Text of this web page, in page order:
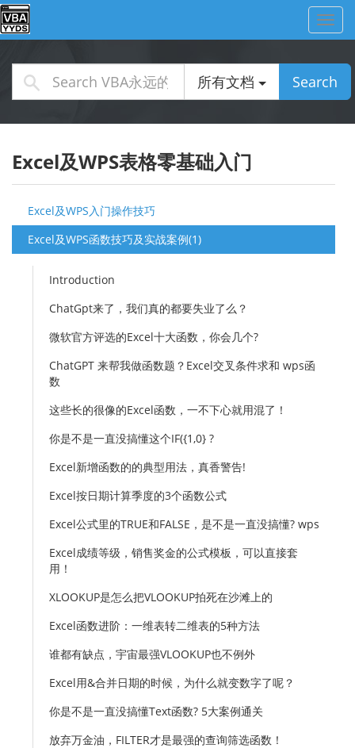
所有文档 Search
Excel及WPS表格零基础入门
Excel及WPS入门操作技巧
Excel及WPS函数技巧及实战案例(1)
Introduction
ChatGpt来了，我们真的都要失业了么？
微软官方评选的Excel十大函数，你会几个?
ChatGPT 来帮我做函数题？Excel交叉条件求和 wps函
数
这些长的很像的Excel函数，一不下心就用混了！
你是不是一直没搞懂这个IF({1,0} ?
Excel新增函数的的典型用法，真香警告!
Excel按日期计算季度的3个函数公式
Excel公式里的TRUE和FALSE，是不是一直没搞懂? wps
Excel成绩等级，销售奖金的公式模板，可以直接套
用！
XLOOKUP是怎么把VLOOKUP拍死在沙滩上的
Excel函数进阶：一维表转二维表的5种方法
谁都有缺点，宇宙最强VLOOKUP也不例外
Excel用&合并日期的时候，为什么就变数字了呢？
你是不是一直没搞懂Text函数? 5大案例通关
放弃万金油，FILTER才是最强的查询筛选函数！